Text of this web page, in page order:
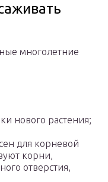
многолетние
нового растения;
для корневой
корни,
отверстия,